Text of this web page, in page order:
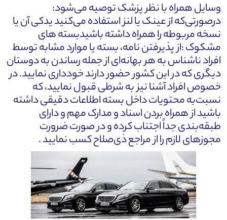
وسایل همراه با نظر پزشک توصیه می‌شود:
درصورتی‌که از عینک یا لنز استفاده می‌کنید یدکی آن یا
نسخه مربوطه را همراه داشته باشیدبسته های
مشکوک :از پذیرفتن نامه، بسته یا موارد مشابه توسط
افراد ناشناس به هر بهانه‌ای از جمله رساندن به دوستان
دیگری که در این کشور حضور دارند خودداری نمایید. در
خصوص افراد آشنا نیز به شرطی قبول نمایید، که
نسبت‌به محتویات داخل بسته اطلاعات دقیقی داشته
باشید از همراه بردن اسناد و مدارک مهم و دارای
طبقه‌بندی جداً اجتناب کرده و در صورت ضرورت
مجوزهای لازم را از مراجع ذی‌صلاح کسب نمایید .